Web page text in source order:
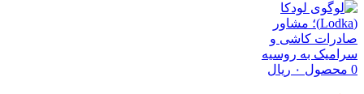
0 محصول ۰ ریال